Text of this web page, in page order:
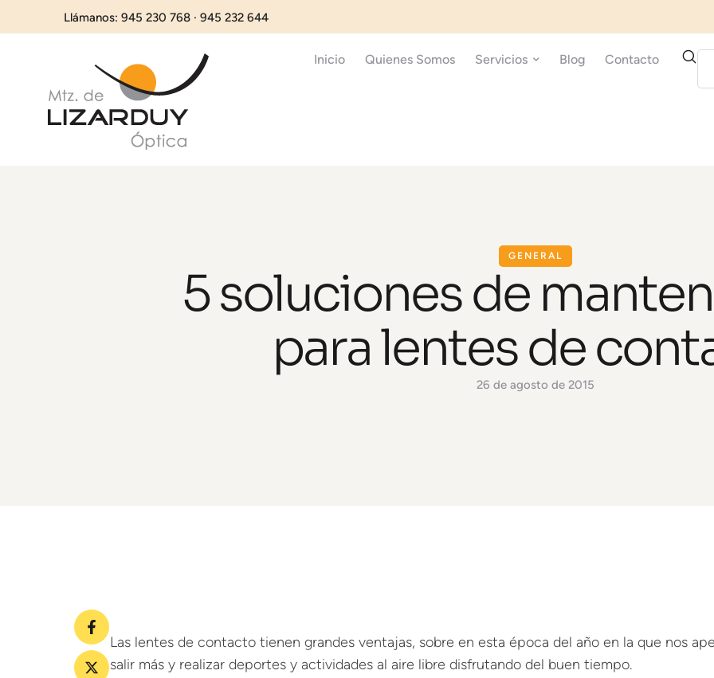
Llámanos: 945 230 768 · 945 232 644
Inicio Quienes Somos Servicios Blog Contacto
GENERAL
5 soluciones de
para lentes de
26 de agosto de 2015
Las lentes de contacto tienen grandes ventajas, sobre en esta época del año en la que nos
salir más y realizar deportes y actividades al aire libre disfrutando del buen tiempo.